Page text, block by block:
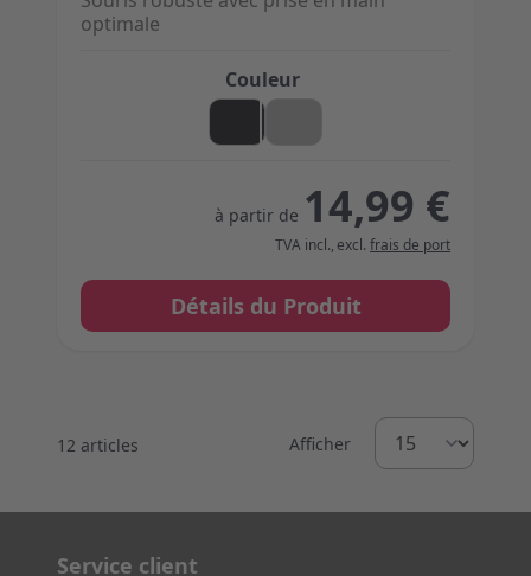
Couleur
optimale
à partir de 14,99 €
TVA incl., excl. frais de port
Détails du Produit
12 articles Afficher
Service client